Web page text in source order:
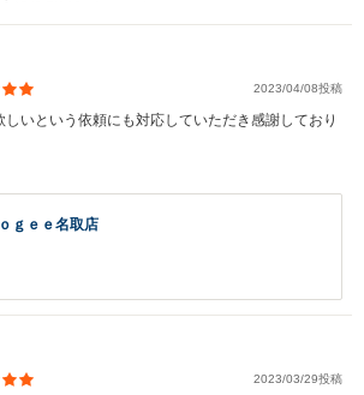
2023/04/08投稿
いという依頼にも対応していただき感謝しており
ｇｅｅ名取店
2023/03/29投稿